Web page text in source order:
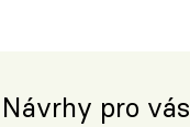
Návrhy pro vás